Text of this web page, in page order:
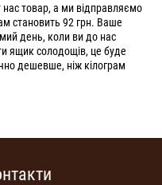
товар, а ми відправляємо
становить 92 грн. Ваше
день, коли ви до нас
ящик солодощів, це буде
дешевше, ніж кілограм